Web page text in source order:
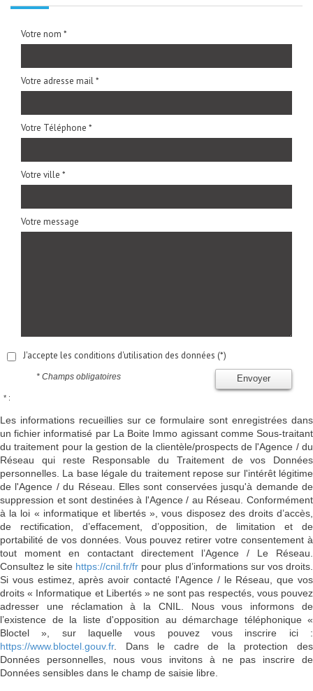
Votre nom *
Votre adresse mail *
Votre Téléphone *
Votre ville *
Votre message
J'accepte les conditions d'utilisation des données (*)
Envoyer
* Champs obligatoires
* :
Les informations recueillies sur ce formulaire sont enregistrées dans
un fichier informatisé par La Boite Immo agissant comme Sous-traitant
du traitement pour la gestion de la clientèle/prospects de l'Agence / du
Réseau qui reste Responsable du Traitement de vos Données
personnelles. La base légale du traitement repose sur l'intérêt légitime
de l'Agence / du Réseau. Elles sont conservées jusqu'à demande de
suppression et sont destinées à l'Agence / au Réseau. Conformément
à la loi « informatique et libertés », vous disposez des droits d’accès,
de rectification, d’effacement, d’opposition, de limitation et de
portabilité de vos données. Vous pouvez retirer votre consentement à
tout moment en contactant directement l’Agence / Le Réseau.
Consultez le site https://cnil.fr/fr pour plus d’informations sur vos droits.
Si vous estimez, après avoir contacté l'Agence / le Réseau, que vos
droits « Informatique et Libertés » ne sont pas respectés, vous pouvez
adresser une réclamation à la CNIL. Nous vous informons de
l’existence de la liste d'opposition au démarchage téléphonique «
Bloctel », sur laquelle vous pouvez vous inscrire ici :
https://www.bloctel.gouv.fr. Dans le cadre de la protection des
Données personnelles, nous vous invitons à ne pas inscrire de
Données sensibles dans le champ de saisie libre.